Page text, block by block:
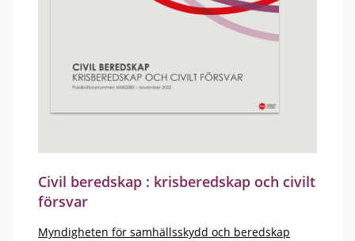
Civil beredskap : krisberedskap och civilt
försvar
Myndigheten för samhällsskydd och beredskap